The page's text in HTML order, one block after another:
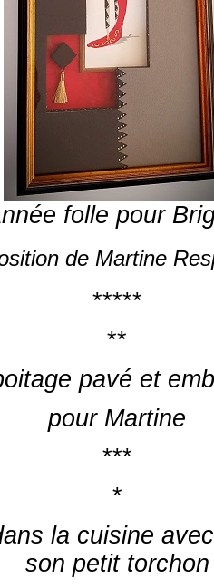
folle pour
de Martine
*****
**
pavé et
pour Martine
***
*
la cuisine
son petit torchon